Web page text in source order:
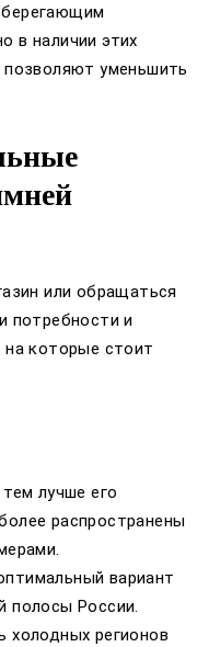
в наличии этих
позволяют уменьшить
или обращаться
потребности и
на которые стоит
лучше его
распространены
вариант
полосы России.
холодных регионов